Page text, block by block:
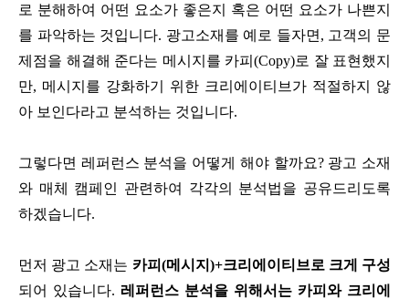
로 분해하여 어떤 요소가 좋은지 혹은 어떤 요소가 나쁜지
를 파악하는 것입니다. 광고소재를 예로 들자면, 고객의 문
제점을 해결해 준다는 메시지를 카피(Copy)로 잘 표현했지
만, 메시지를 강화하기 위한 크리에이티브가 적절하지 않
아 보인다라고 분석하는 것입니다.
그렇다면 레퍼런스 분석을 어떻게 해야 할까요? 광고 소재
와 매체 캠페인 관련하여 각각의 분석법을 공유드리도록
하겠습니다.
먼저 광고 소재는 카피(메시지)+크리에이티브로 크게 구성
되어 있습니다. 레퍼런스 분석을 위해서는 카피와 크리에